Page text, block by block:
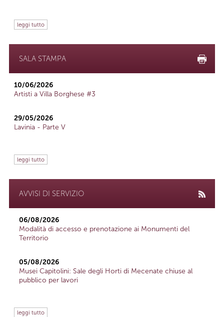
leggi tutto
SALA STAMPA
10/06/2026
Artisti a Villa Borghese #3
29/05/2026
Lavinia - Parte V
leggi tutto
AVVISI DI SERVIZIO
06/08/2026
Modalità di accesso e prenotazione ai Monumenti del
Territorio
05/08/2026
Musei Capitolini: Sale degli Horti di Mecenate chiuse al
pubblico per lavori
leggi tutto